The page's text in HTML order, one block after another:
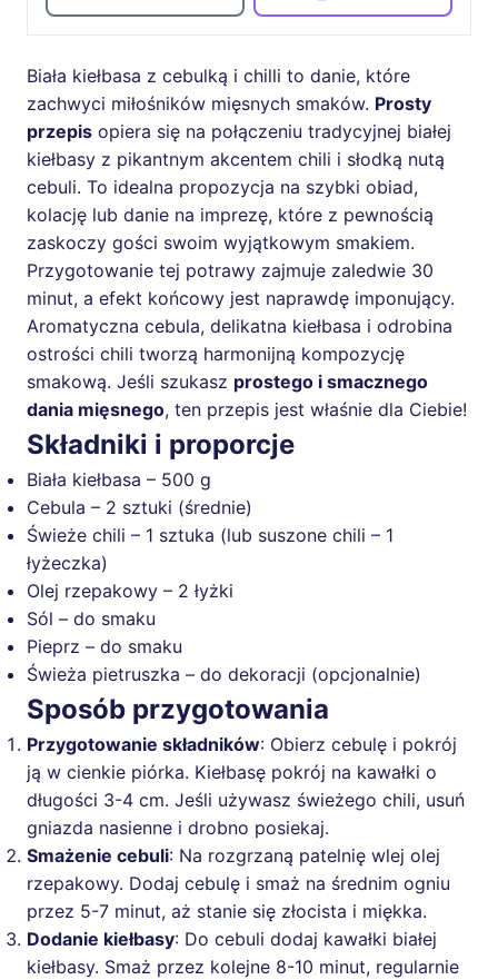
Biała kiełbasa z cebulką i chilli to danie, które
zachwyci miłośników mięsnych smaków. Prosty
przepis opiera się na połączeniu tradycyjnej białej
kiełbasy z pikantnym akcentem chili i słodką nutą
cebuli. To idealna propozycja na szybki obiad,
kolację lub danie na imprezę, które z pewnością
zaskoczy gości swoim wyjątkowym smakiem.
Przygotowanie tej potrawy zajmuje zaledwie 30
minut, a efekt końcowy jest naprawdę imponujący.
Aromatyczna cebula, delikatna kiełbasa i odrobina
ostrości chili tworzą harmonijną kompozycję
smakową. Jeśli szukasz prostego i smacznego
dania mięsnego, ten przepis jest właśnie dla Ciebie!
Składniki i proporcje
Biała kiełbasa – 500 g
Cebula – 2 sztuki (średnie)
Świeże chili – 1 sztuka (lub suszone chili – 1
łyżeczka)
Olej rzepakowy – 2 łyżki
Sól – do smaku
Pieprz – do smaku
Świeża pietruszka – do dekoracji (opcjonalnie)
Sposób przygotowania
Przygotowanie składników: Obierz cebulę i pokrój
ją w cienkie piórka. Kiełbasę pokrój na kawałki o
długości 3-4 cm. Jeśli używasz świeżego chili, usuń
gniazda nasienne i drobno posiekaj.
Smażenie cebuli: Na rozgrzaną patelnię wlej olej
rzepakowy. Dodaj cebulę i smaż na średnim ogniu
przez 5-7 minut, aż stanie się złocista i miękka.
Dodanie kiełbasy: Do cebuli dodaj kawałki białej
kiełbasy. Smaż przez kolejne 8-10 minut, regularnie